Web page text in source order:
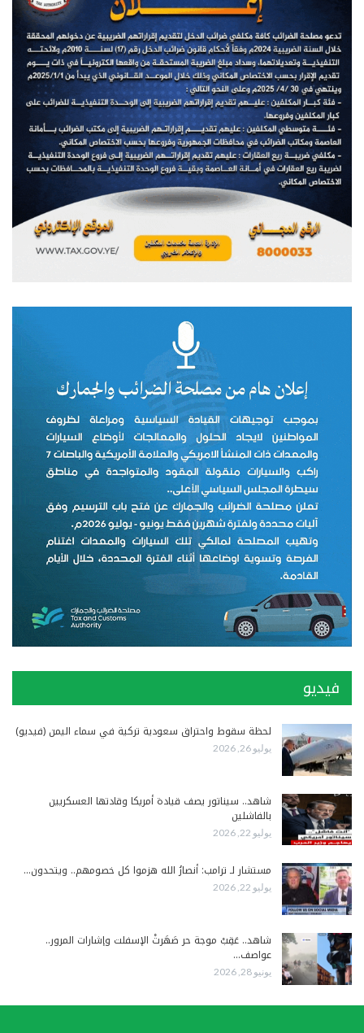
فيديو
لحظة سقوط واحتراق سعودية تركية في سماء اليمن (فيديو)
يوليو 26, 2026
شاهد.. سيناتور يصف قيادة أمريكا وقادتها العسكريين
بالفاشلين
يوليو 22, 2026
مستشار لـ ترامب: أنصارُ الله هزموا كل خصومهم.. ويتحدون…
يوليو 22, 2026
شاهد.. عَقِبْ موجة حر صَهَرتْ الإسفلت وإشارات المرور..
عواصف…
يونيو 28, 2026